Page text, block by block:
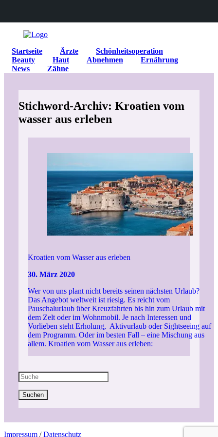
Startseite Ärzte
Schönheitsoperation
Beauty
Haut Abnehmen
Ernährung
News
Zähne
Stichword-Archiv: Kroatien vom
wasser aus erleben
Kroatien vom Wasser aus erleben
30. März 2020
Wer von uns plant nicht bereits seinen nächsten Urlaub?
Das Angebot weltweit ist riesig. Es reicht vom
Pauschalurlaub über Kreuzfahrten bis hin zum Urlaub mit
dem Zelt oder im Wohnmobil. Je nach Interessen und
Vorlieben steht Erholung, Aktivurlaub oder Sightseeing auf
dem Programm. Oder im besten Fall – eine Mischung aus
allem. Kroatien vom Wasser aus erleben:
Suchen
Impressum /Datenschutz